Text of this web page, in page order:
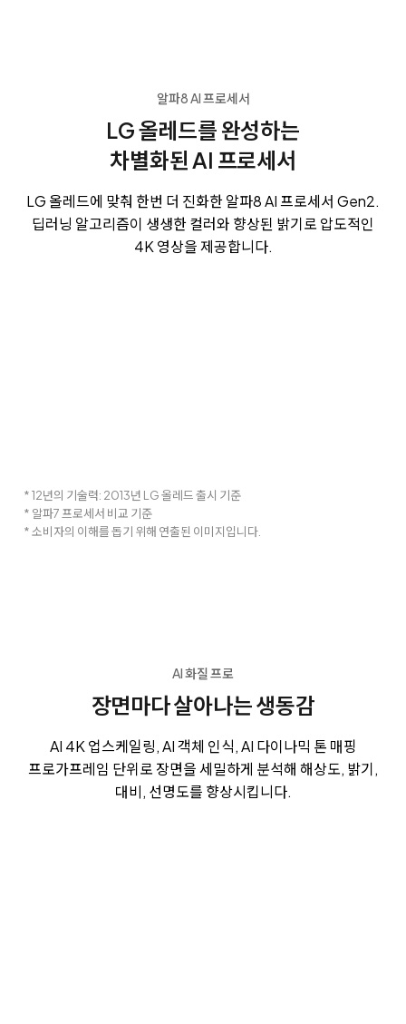
알파8 AI 프로세서
LG 올레드를 완성하는
차별화된 AI 프로세서
LG 올레드에 맞춰 한번 더 진화한 알파8 AI 프로세서 Gen2.
딥러닝 알고리즘이 생생한 컬러와 향상된 밝기로 압도적인
4K 영상을 제공합니다.
* 12년의 기술력: 2013년 LG 올레드 출시 기준
* 알파7 프로세서 비교 기준
* 소비자의 이해를 돕기 위해 연출된 이미지입니다.
AI 화질 프로
장면마다 살아나는 생동감
AI 4K 업스케일링, AI 객체 인식, AI 다이나믹 톤 매핑
프로가프레임 단위로 장면을 세밀하게 분석해 해상도, 밝기,
대비, 선명도를 향상시킵니다.